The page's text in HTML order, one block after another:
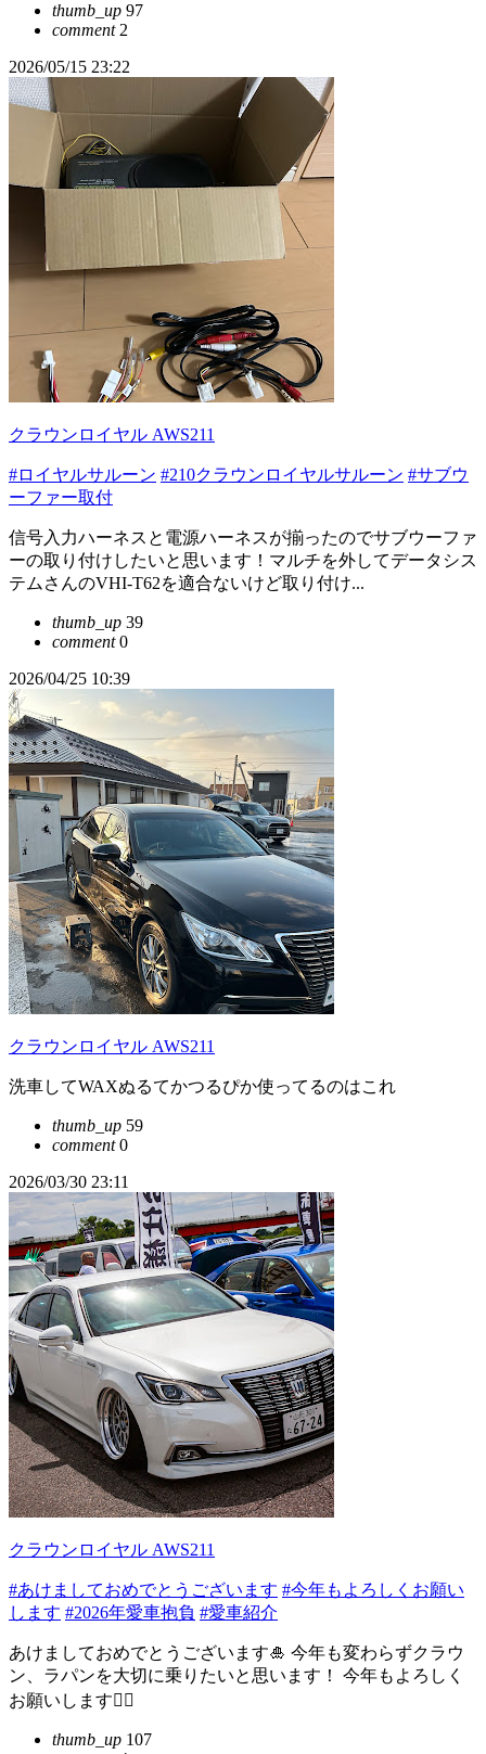
thumb_up 97
comment2
2026/05/15 23:22
クラウンロイヤル AWS211
#ロイヤルサルーン #210クラウンロイヤルサルーン #サブウ
ーファー取付
信号入力ハーネスと電源ハーネスが揃ったのでサブウーファ
ーの取り付けしたいと思います！マルチを外してデータシス
テムさんのVHI-T62を適合ないけど取り付け...
thumb_up 39
comment0
2026/04/25 10:39
クラウンロイヤル AWS211
洗車してWAXぬるてかつるぴか使ってるのはこれ
thumb_up 59
comment0
2026/03/30 23:11
クラウンロイヤル AWS211
#あけましておめでとうございます #今年もよろしくお願い
します #2026年愛車抱負 #愛車紹介
あけましておめでとうございます🎍 今年も変わらずクラウ
ン、ラパンを大切に乗りたいと思います！ 今年もよろしく
お願いします🙇‍♂️
thumb_up 107